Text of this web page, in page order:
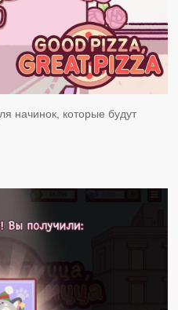
начинок, которые будут